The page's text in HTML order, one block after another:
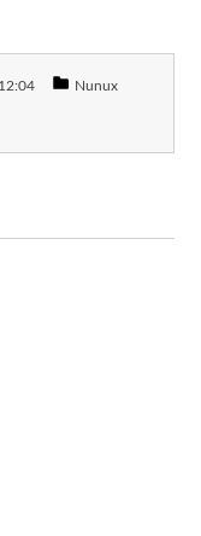
Nunux